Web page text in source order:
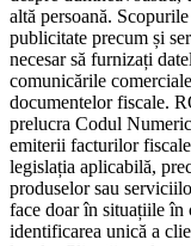
altă persoană.
publicitate precum și
necesar să furnizați
comunicările
documentelor fiscale.
prelucra Codul
emiterii facturilor
legislația aplicabilă,
produselor sau
face doar în situațiile în
identificarea unică a